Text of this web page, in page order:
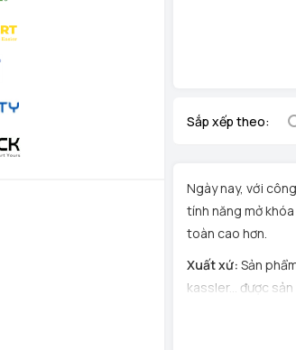
Sắp xếp theo:
Ngày nay, với
tính năng mở
toàn cao hơn.
Xuất xứ: Sản
kassler... được